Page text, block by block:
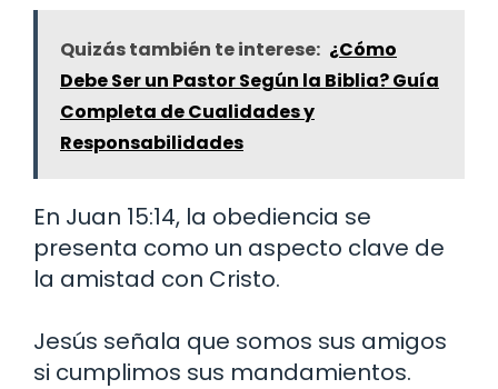
Quizás también te interese: ¿Cómo
Debe Ser un Pastor Según la Biblia? Guía
Completa de Cualidades y
Responsabilidades
En Juan 15:14, la obediencia se
presenta como un aspecto clave de
la amistad con Cristo.
Jesús señala que somos sus amigos
si cumplimos sus mandamientos.